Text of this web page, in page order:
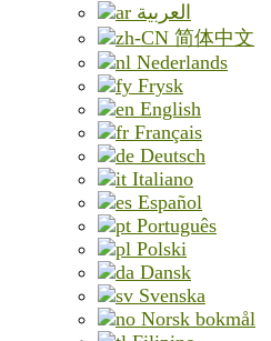
العربية
简体中文
Nederlands
Frysk
English
Français
Deutsch
Italiano
Español
Português
Polski
Dansk
Svenska
Norsk bokmål